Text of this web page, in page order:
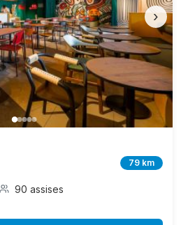
›
79 km
90 assises